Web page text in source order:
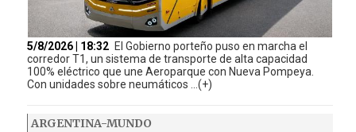
5/8/2026 | 18:32 El Gobierno porteño puso en marcha el
corredor T1, un sistema de transporte de alta capacidad
100% eléctrico que une Aeroparque con Nueva Pompeya.
Con unidades sobre neumáticos ...(+)
ARGENTINA-MUNDO